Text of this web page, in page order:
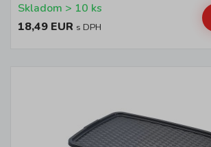
Skladom > 10 ks
18,49 EUR s DPH